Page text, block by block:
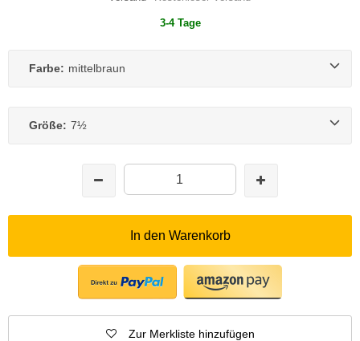
3-4 Tage
Farbe: mittelbraun
Größe: 7½
In den Warenkorb
Zur Merkliste hinzufügen